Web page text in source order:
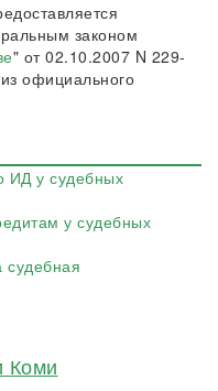
законом
" от 02.10.2007 N 229-
официального
ИД у судебных
у судебных
судебная
Коми